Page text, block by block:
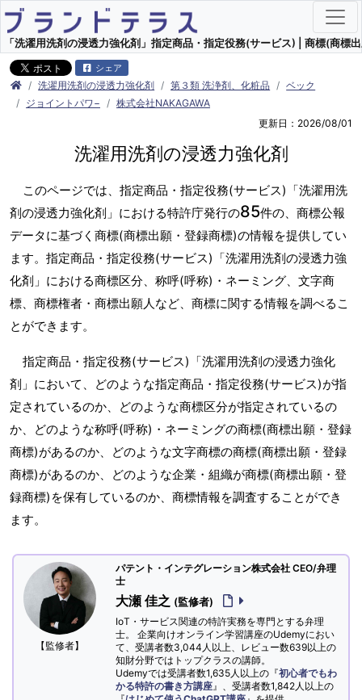
「洗濯用洗剤の浸透力強化剤」指定商品・指定役務(サービス) | 商標(商標
シェア
洗濯用洗剤の浸透力強化剤 第３類 洗浄剤、化粧品
ベック
ジョイントパワ−
株式会社NAKAGAWA
更新日：2026/08/01
洗濯用洗剤の浸透力強化剤
このページでは、指定商品・指定役務(サービス)「洗濯用洗
剤の浸透力強化剤」における特許庁発行の85件の、商標公報
データに基づく商標(商標出願・登録商標)の情報を提供してい
ます。指定商品・指定役務(サービス)「洗濯用洗剤の浸透力強
化剤」における商標区分、称呼(呼称)・ネーミング、文字商
標、商標権者・商標出願人など、商標に関する情報を調べるこ
とができます。
指定商品・指定役務(サービス)「洗濯用洗剤の浸透力強化
剤」において、どのような指定商品・指定役務(サービス)が指
定されているのか、どのような商標区分が指定されているの
か、どのような称呼(呼称)・ネーミングの商標(商標出願・登録
商標)があるのか、どのような文字商標の商標(商標出願・登録
商標)があるのか、どのような企業・組織が商標(商標出願・登
録商標)を保有しているのか、商標情報を調査することができ
ます。
【監修者】
パテント・インテグレーション株式会社 CEO/弁理
士
大瀬 佳之 (監修者)
IoT・サービス関連の特許実務を専門とする弁理
士。 企業向けオンライン学習講座のUdemyにおい
て、受講者数3,044人以上、レビュー数639以上の
知財分野ではトップクラスの講師。
Udemyでは受講者数1,635人以上の『初心者でもわ
かる特許の書き方講座 』、受講者数1,842人以上の